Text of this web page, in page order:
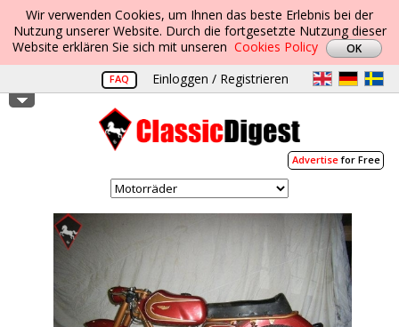
Wir verwenden Cookies, um Ihnen das beste Erlebnis bei der
Nutzung unserer Website. Durch die fortgesetzte Nutzung dieser
Website erklären Sie sich mit unseren Cookies Policy
FAQ Einloggen / Registrieren
Advertisefor Free